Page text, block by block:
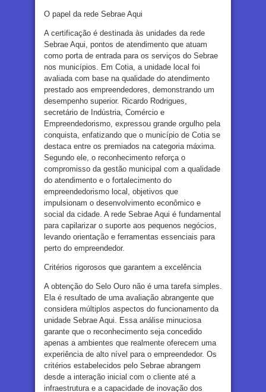
O papel da rede Sebrae Aqui
A certificação é destinada às unidades da rede
Sebrae Aqui, pontos de atendimento que atuam
como porta de entrada para os serviços do Sebrae
nos municípios. Em Cotia, a unidade local foi
avaliada com base na qualidade do atendimento
prestado aos empreendedores, demonstrando um
desempenho superior. Ricardo Rodrigues,
secretário de Indústria, Comércio e
Empreendedorismo, expressou grande orgulho pela
conquista, enfatizando que o município de Cotia se
destaca entre os premiados na categoria máxima.
Segundo ele, o reconhecimento reforça o
compromisso da gestão municipal com a qualidade
do atendimento e o fortalecimento do
empreendedorismo local, objetivos que
impulsionam o desenvolvimento econômico e
social da cidade. A rede Sebrae Aqui é fundamental
para capilarizar o suporte aos pequenos negócios,
levando orientação e ferramentas essenciais para
perto do empreendedor.
Critérios rigorosos que garantem a excelência
A obtenção do Selo Ouro não é uma tarefa simples.
Ela é resultado de uma avaliação abrangente que
considera múltiplos aspectos do funcionamento da
unidade Sebrae Aqui. Essa análise minuciosa
garante que o reconhecimento seja concedido
apenas a ambientes que realmente oferecem uma
experiência de alto nível para o empreendedor. Os
critérios estabelecidos pelo Sebrae abrangem
desde a interação inicial com o cliente até a
infraestrutura e a capacidade de inovação dos